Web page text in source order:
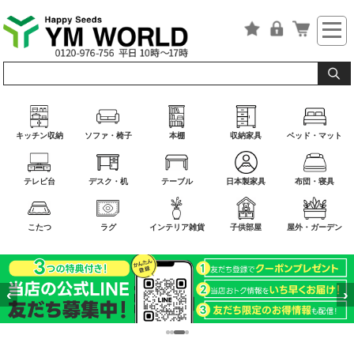
キッチン収納 ソファ・椅子 本棚 収納家具 ベッド・マット
テレビ台 デスク・机 テーブル 日本製家具 布団・寝具
こたつ ラグ インテリア雑貨 子供部屋 屋外・ガーデン
‹ ›